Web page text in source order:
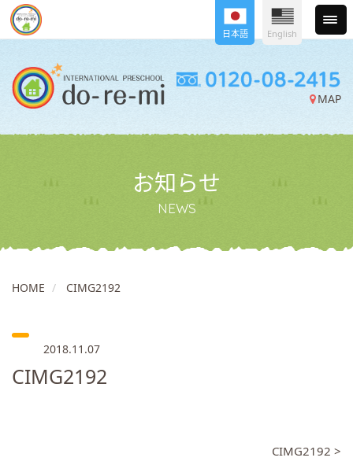
MAP
日本語 English
お知らせ
NEWS
HOME CIMG2192
2018.11.07
CIMG2192
CIMG2192 >